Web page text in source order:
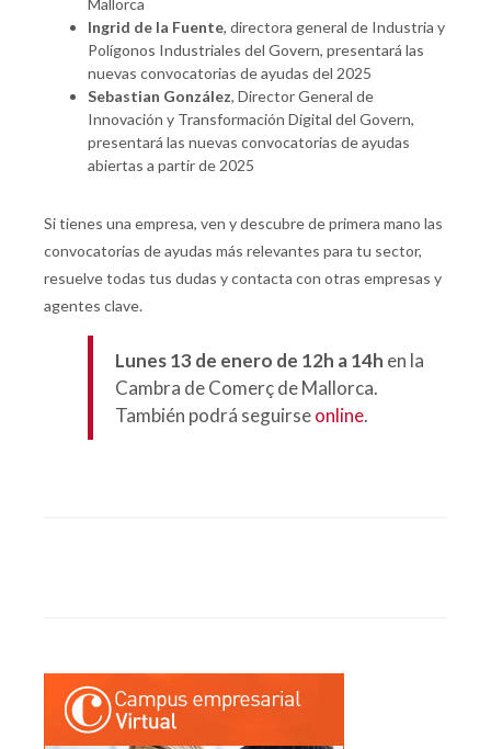
Ingrid de la Fuente, directora general de Industria y
Polígonos Industriales del Govern, presentará las
nuevas convocatorias de ayudas del 2025
Sebastian González, Director General de
Innovación y Transformación Digital del Govern,
presentará las nuevas convocatorias de ayudas
abiertas a partir de 2025
Si tienes una empresa, ven y descubre de primera mano las
convocatorias de ayudas más relevantes para tu sector,
resuelve todas tus dudas y contacta con otras empresas y
agentes clave.
Lunes 13 de enero de 12h a 14h en la
Cambra de Comerç de Mallorca.
También podrá seguirseonline.